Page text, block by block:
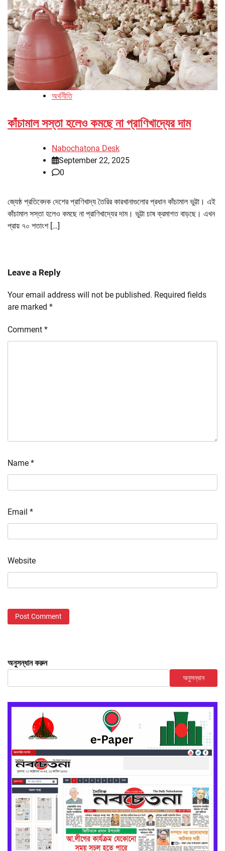
অর্থনীতি
কাঁচামাল সস্তা হলেও কমছে না প্রাণিখাদ্যের দাম
Nabochatona Desk
September 22, 2025
0
জ্যেষ্ঠ প্রতিবেদক দেশের প্রাণিখাদ্য তৈরির কারখানাগুলোর প্রধান কাঁচামাল ভুট্টা। এই
কাঁচামাল সস্তা হলেও কমছে না প্রাণিখাদ্যের দাম। ভুট্টা চাষ ক্রমাগত বাড়ছে। এখন
প্রায় ৭০ শতাংশ […]
Leave a Reply
Your email address will not be published. Required fields
are marked *
Comment *
Name *
Email *
Website
অনুসন্ধান করুন
অনুসন্ধান